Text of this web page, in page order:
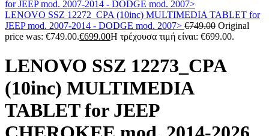
LENOVO SSZ 12272_CPA (10inc) MULTIMEDIA TABLET for
JEEP mod. 2007-2014 - DODGE mod. 2007> €749.00 Original
price was: €749.00.€699.00Η τρέχουσα τιμή είναι: €699.00.
LENOVO SSZ 12273_CPA
(10inc) MULTIMEDIA
TABLET for JEEP